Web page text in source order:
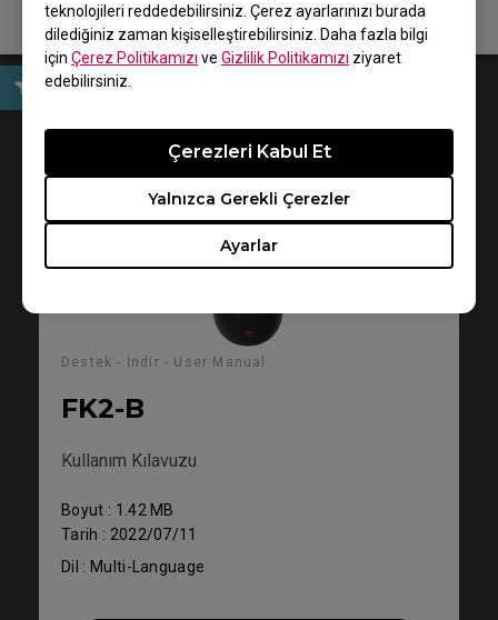
teknolojileri reddedebilirsiniz. Çerez ayarlarınızı burada
dilediğiniz zaman kişiselleştirebilirsiniz. Daha fazla bilgi
için Çerez Politikamızı ve Gizlilik Politikamızı ziyaret
edebilirsiniz.
Ayarlar
Yalnızca Gerekli Çerezler
Çerezleri Kabul Et
User Manual
Destek - İndir - User Manual
FK2-B
Kullanım Kılavuzu
Boyut : 1.42 MB
Tarih : 2022/07/11
Dil : Multi-Language